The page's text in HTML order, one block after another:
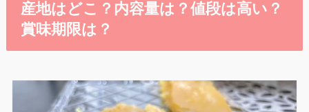
産地はどこ？内容量は？値段は高い？
賞味期限は？